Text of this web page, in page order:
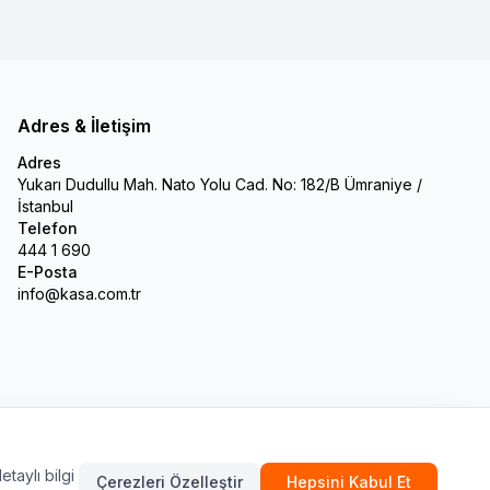
Adres & İletişim
Adres
Yukarı Dudullu Mah. Nato Yolu Cad. No: 182/B Ümraniye /
İstanbul
Telefon
444 1 690
E-Posta
info@kasa.com.tr
bilgi
Çerezleri Özelleştir Hepsini Kabul Et